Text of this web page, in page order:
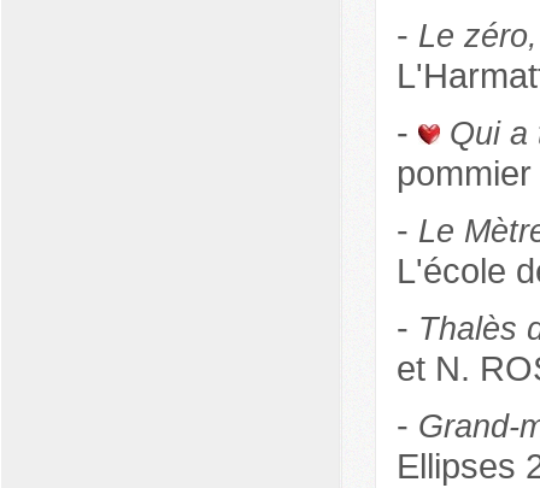
- Le
-
Qui a
- Le
L'école
- Thalès
et N.
- Grand-
Ellipses